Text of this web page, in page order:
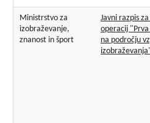
Ministrstvo za
izobraževanje,
znanost in šport
Javni razpis
operacij
na področju